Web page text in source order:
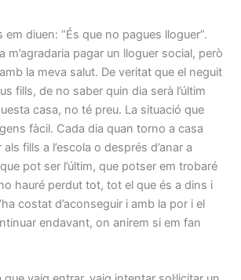
diuen: “És que no pagues lloguer”.
m’agradaria pagar un lloguer social, però
la meva salut. De veritat que el neguit
fills, de no saber quin dia serà l’últim
casa, no té preu. La situació que
fàcil. Cada dia quan torno a casa
fills a l’escola o després d’anar a
pot ser l’últim, que potser em trobaré
hauré perdut tot, tot el que és a dins i
costat d’aconseguir i amb la por i el
endavant, on anirem si em fan